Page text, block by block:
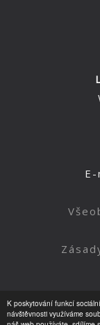
K poskytování funkcí
návštěvnosti využíváme